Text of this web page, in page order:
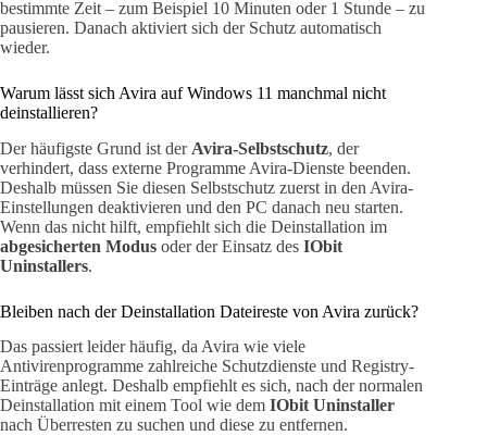
bestimmte Zeit – zum Beispiel 10 Minuten oder 1 Stunde – zu
pausieren. Danach aktiviert sich der Schutz automatisch
wieder.
Warum lässt sich Avira auf Windows 11 manchmal nicht
deinstallieren?
Der häufigste Grund ist der Avira-Selbstschutz, der
verhindert, dass externe Programme Avira-Dienste beenden.
Deshalb müssen Sie diesen Selbstschutz zuerst in den Avira-
Einstellungen deaktivieren und den PC danach neu starten.
Wenn das nicht hilft, empfiehlt sich die Deinstallation im
abgesicherten Modus oder der Einsatz des IObit
Uninstallers.
Bleiben nach der Deinstallation Dateireste von Avira zurück?
Das passiert leider häufig, da Avira wie viele
Antivirenprogramme zahlreiche Schutzdienste und Registry-
Einträge anlegt. Deshalb empfiehlt es sich, nach der normalen
Deinstallation mit einem Tool wie dem IObit Uninstaller
nach Überresten zu suchen und diese zu entfernen.